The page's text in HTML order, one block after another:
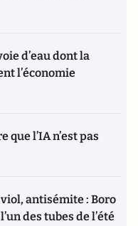
d’eau dont la
l’économie
l’IA n’est pas
antisémite : Boro
des tubes de l’été